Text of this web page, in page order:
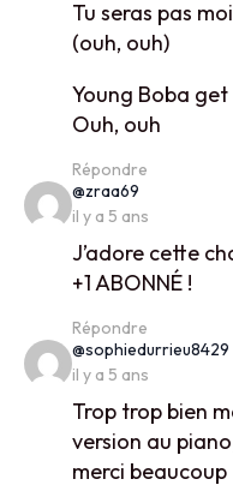
Tu seras pas
(ouh, ouh)
Young Boba
Ouh, ouh
Répondre
@zraa69
il y a 5 ans
J’adore cette
+1 ABONNÉ !
Répondre
@sophiedurrieu8429
il y a 5 ans
Trop trop bien
version au
merci beaucoup